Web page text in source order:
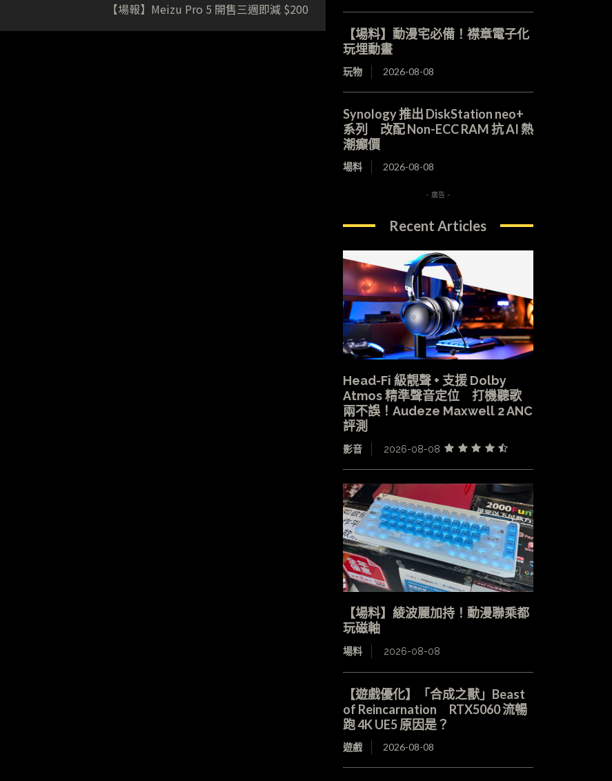
【場報】Meizu Pro 5 開售三週即減 $200
【場料】動漫宅必備！襟章電子化
玩埋動畫
玩物 2026-08-08
Synology 推出 DiskStation neo+
系列 改配 Non-ECC RAM 抗 AI 熱
潮癲價
場料 2026-08-08
- 廣告 -
Recent Articles
Head-Fi 級靚聲 + 支援 Dolby
Atmos 精準聲音定位 打機聽歌
兩不誤！Audeze Maxwell 2 ANC
評測
影音 2026-08-08
【場料】綾波麗加持！動漫聯乘都
玩磁軸
場料 2026-08-08
【遊戲優化】「合成之獸」Beast
of Reincarnation RTX5060 流暢
跑 4K UE5 原因是？
遊戲 2026-08-08